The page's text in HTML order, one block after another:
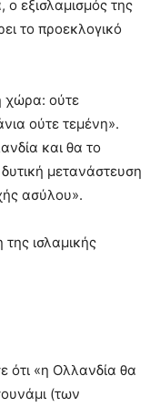
εξισλαμισμός της
το προεκλογικό
χώρα: ούτε
ούτε τεμένη».
και θα το
μετανάστευση
ασύλου».
ισλαμικής
ότι «η Ολλανδία θα
(των